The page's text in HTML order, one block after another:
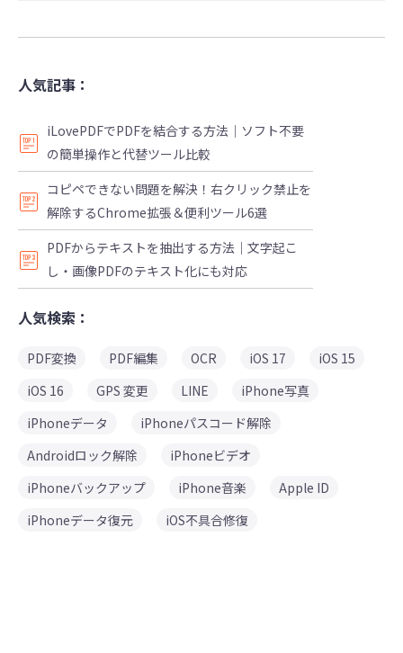
人気記事：
iLovePDFでPDFを結合する方法｜ソフト不要
の簡単操作と代替ツール比較
コピペできない問題を解決！右クリック禁止を
解除するChrome拡張＆便利ツール6選
PDFからテキストを抽出する方法｜文字起こ
し・画像PDFのテキスト化にも対応
人気検索：
PDF変換 PDF編集 OCR iOS 17
iOS 15
iOS 16
GPS 変更 LINE
iPhone写真
iPhoneデータ
iPhoneパスコード解除
Androidロック解除
iPhoneビデオ
iPhoneバックアップ
iPhone音楽
Apple ID
iPhoneデータ復元
iOS不具合修復